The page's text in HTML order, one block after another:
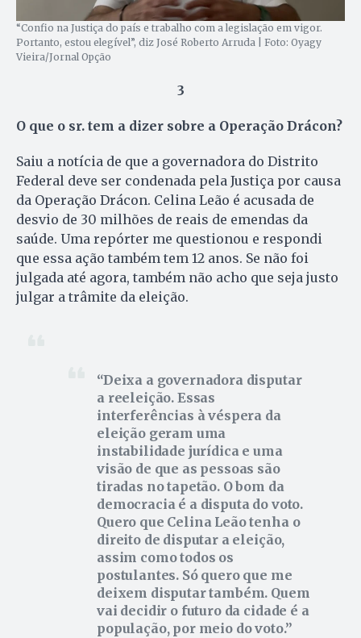
“Confio na Justiça do país e trabalho com a legislação em vigor.
Portanto, estou elegível”, diz José Roberto Arruda | Foto: Oyagy
Vieira/Jornal Opção
3
O que o sr. tem a dizer sobre a Operação Drácon?
Saiu a notícia de que a governadora do Distrito
Federal deve ser condenada pela Justiça por causa
da Operação Drácon. Celina Leão é acusada de
desvio de 30 milhões de reais de emendas da
saúde. Uma repórter me questionou e respondi
que essa ação também tem 12 anos. Se não foi
julgada até agora, também não acho que seja justo
julgar a trâmite da eleição.
Deixa a governadora disputar
a reeleição. Essas
interferências à véspera da
eleição geram uma
instabilidade jurídica e uma
visão de que as pessoas são
tiradas no tapetão. O bom da
democracia é a disputa do voto.
Quero que Celina Leão tenha o
direito de disputar a eleição,
assim como todos os
postulantes. Só quero que me
deixem disputar também. Quem
vai decidir o futuro da cidade é a
população, por meio do voto.